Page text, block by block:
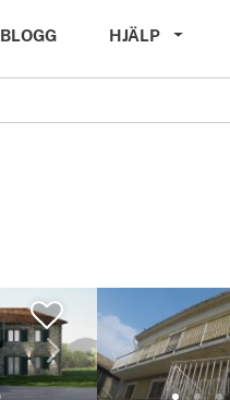
BLOGG HJÄLP